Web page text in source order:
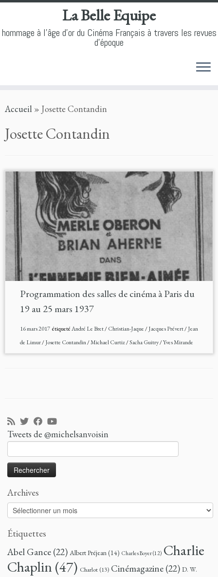
to
La Belle Equipe
hommage à l'âge d'or du Cinéma Français à travers les revues
d'époque
Accueil » Josette Contandin
Josette Contandin
Programmation des salles de cinéma à Paris du
19 au 25 mars 1937
16 mars 2017étiquetéAndré Le Bret/Christian-Jaque/Jacques Prévert/Jean
de Limur/Josette Contandin/Michael Curtiz/Sacha Guitry/Yves Mirande
Tweets de @michelsanvoisin
Archives
Archives
Étiquettes
Abel Gance(22) Albert Préjean(14) Charles Boyer(12) Charlie
Chaplin(47) Charlot (13) Cinémagazine(22) D. W.